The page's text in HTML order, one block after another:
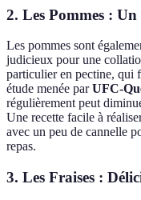
2. Les Pommes :
Les pommes sont
judicieux pour une
particulier en pectine, qui
étude menée parUFC-
régulièrement peut
Une recette facile à
avec un peu de cannelle
repas.
3. Les Fraises :